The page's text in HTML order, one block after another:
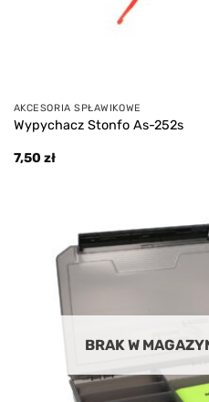
AKCESORIA SPŁAWIKOWE
Wypychacz Stonfo As-252s
7,50 zł
BRAK W